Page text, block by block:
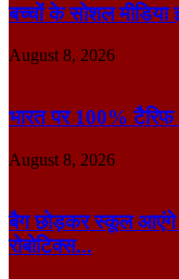
बच्चों के सोशल
August 8, 2026
भारत पर 100%
August 8, 2026
बैग छोड़कर स्कूल
रोबोटिक्स...